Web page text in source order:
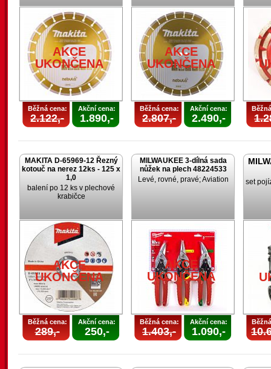
AKCE
UKONČENA
Běžná cena:
2.122,-
Akční cena:
1.890,-
AKCE
UKONČENA
Běžná cena:
2.807,-
Akční cena:
2.490,-
MAKITA D-65969-12 Řezný
kotouč na nerez 12ks - 125 x
1,0
balení po 12 ks v plechové
krabičce
AKCE
UKONČENA
Běžná cena:
289,-
Akční cena:
250,-
MILWAUKEE 3-dílná sada
nůžek na plech 48224533
Levé, rovné, pravé; Aviation
AKCE
UKONČENA
Běžná cena:
1.403,-
Akční cena:
1.090,-
set